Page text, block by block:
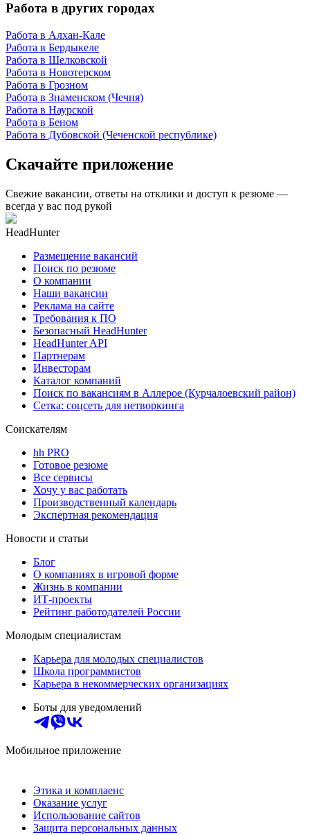
Работа в других городах
Работа в Алхан-Кале
Работа в Бердыкеле
Работа в Шелковской
Работа в Новотерском
Работа в Грозном
Работа в Знаменском (Чечня)
Работа в Наурской
Работа в Беном
Работа в Дубовской (Чеченской республике)
Скачайте приложение
Свежие вакансии, ответы на отклики и доступ к резюме —
всегда у вас под рукой
HeadHunter
Размещение вакансий
Поиск по резюме
О компании
Наши вакансии
Реклама на сайте
Требования к ПО
Безопасный HeadHunter
HeadHunter API
Партнерам
Инвесторам
Каталог компаний
Поиск по вакансиям в Аллерое (Курчалоевский район)
Сетка: соцсеть для нетворкинга
Соискателям
hh PRO
Готовое резюме
Все сервисы
Хочу у вас работать
Производственный календарь
Экспертная рекомендация
Новости и статьи
Блог
О компаниях в игровой форме
Жизнь в компании
ИТ-проекты
Рейтинг работодателей России
Молодым специалистам
Карьера для молодых специалистов
Школа программистов
Карьера в некоммерческих организациях
Боты для уведомлений
Мобильное приложение
Этика и комплаенс
Оказание услуг
Использование сайтов
Защита персональных данных